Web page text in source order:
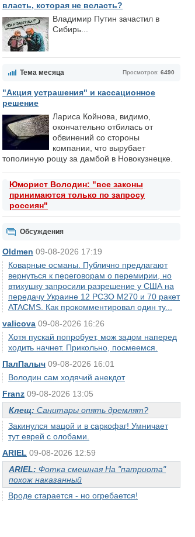
власть, которая не всласть?
Владимир Путин зачастил в
Сибирь...
Просмотров: 6490
Тема месяца
"Акция устрашения" и кассационное
решение
Лариса Койнова, видимо,
окончательно отбилась от
обвинений со стороны
компании, что вырубает
тополиную рощу за дамбой в Новокузнецке.
Юморист Володин: "все законы
принимаются только по запросу
россиян"
Обсуждения
Oldmen 09-08-2026 17:19
Коварные османы. Публично предлагают
вернуться к переговорам о перемирии, но
втихушку запросили разрешение у США на
передачу Украине 12 РСЗО M270 и 70 ракет
ATACMS. Как прокомментировал один ту...
valicova 09-08-2026 16:26
Хотя пускай попробует, мож задом наперед
ходить начнет. Прикольно, посмеемся.
ПалПалыч 09-08-2026 16:01
Володин сам ходячий анекдот
Franz 09-08-2026 13:05
Клещ: Санитары опять дремлят?
Закинулся мацой и в саркофаг! Умничает
тут еврей с олобами.
ARIEL 09-08-2026 12:59
ARIEL: Фотка смешная На "патриота"
похож наказанный
Вроде старается - но огребается!